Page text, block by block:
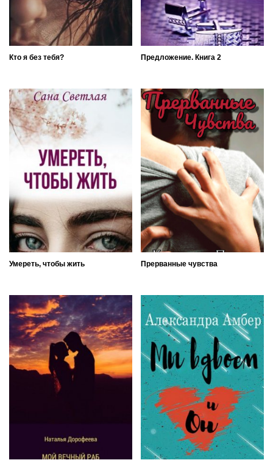
Кто я без тебя? Предложение. Книга 2
Умереть, чтобы жить Прерванные чувства